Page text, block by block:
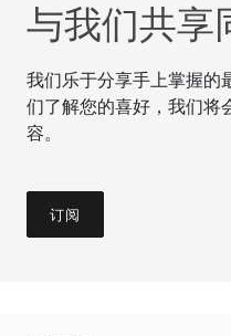
与我们共享
我们乐于分享手上掌握的
们了解您的喜好，我们将
容。
订阅